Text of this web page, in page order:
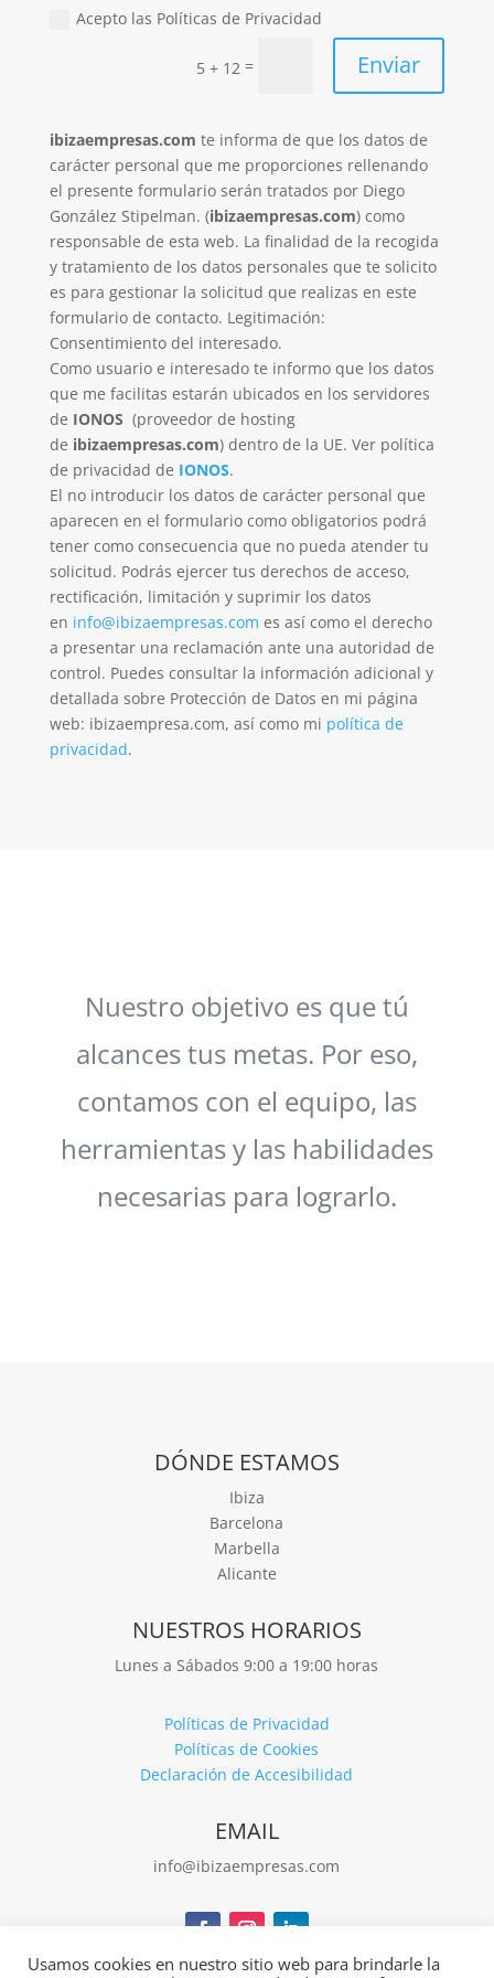
Acepto las Políticas de Privacidad
5 + 12 = Enviar
ibizaempresas.com te informa de que los datos de
carácter personal que me proporciones rellenando
el presente formulario serán tratados por Diego
González Stipelman. (ibizaempresas.com) como
responsable de esta web. La finalidad de la recogida
y tratamiento de los datos personales que te solicito
es para gestionar la solicitud que realizas en este
formulario de contacto. Legitimación:
Consentimiento del interesado.
Como usuario e interesado te informo que los datos
que me facilitas estarán ubicados en los servidores
de IONOS (proveedor de hosting
de ibizaempresas.com) dentro de la UE. Ver política
de privacidad de IONOS.
El no introducir los datos de carácter personal que
aparecen en el formulario como obligatorios podrá
tener como consecuencia que no pueda atender tu
solicitud. Podrás ejercer tus derechos de acceso,
rectificación, limitación y suprimir los datos
en info@ibizaempresas.com es así como el derecho
a presentar una reclamación ante una autoridad de
control. Puedes consultar la información adicional y
detallada sobre Protección de Datos en mi página
web: ibizaempresa.com, así como mi política de
privacidad.
Nuestro objetivo es que tú
alcances tus metas. Por eso,
contamos con el equipo, las
herramientas y las habilidades
necesarias para lograrlo.
DÓNDE ESTAMOS
Ibiza
Barcelona
Marbella
Alicante
NUESTROS HORARIOS
Lunes a Sábados 9:00 a 19:00 horas
Políticas de Privacidad
Políticas de Cookies
Declaración de Accesibilidad
EMAIL
info@ibizaempresas.com
Usamos cookies en nuestro sitio web para brindarle la